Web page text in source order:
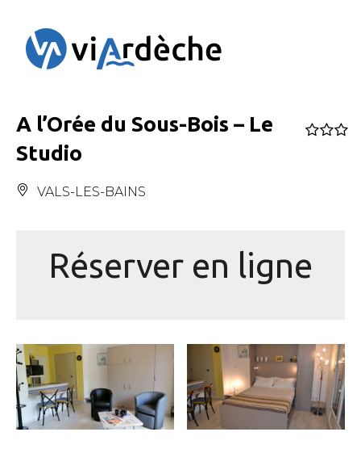
A l’Orée du Sous-Bois – Le
Studio
VALS-LES-BAINS
Réserver en ligne